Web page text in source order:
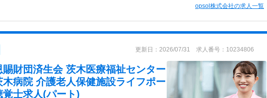
opsol株式会社の求人一覧
更新日：2026/07/31 求人番号：10234806
財団済生会 茨木医療福祉センター
病院 介護老人保健施設ライフポー
覚士求人(パート)